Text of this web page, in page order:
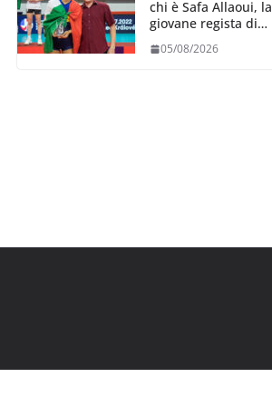
chi è Safa Allaoui, la
giovane regista di
collegiale di Cavalese
05/08/2026